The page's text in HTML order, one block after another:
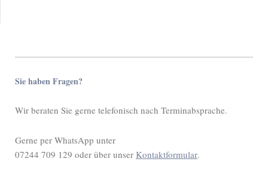
Sie haben Fragen?
Wir beraten Sie gerne telefonisch nach Terminabsprache.
Gerne per WhatsApp unter
07244 709 129 oder über unser Kontaktformular.